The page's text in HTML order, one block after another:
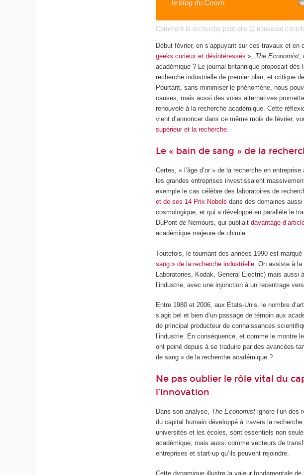
Comment la recherche peut-elle (à nouveau)
Début février, en s’appuyant sur ces travaux et
geeks curieux et désintéressés », The Economist,
académique ? Le journal britannique proposait dès
recherche industrielle de premier plan, et critique
Pourtant, sans minimiser le phénomène, nous
causes, mais aussi des voies alternatives
renouvelé à la recherche académique. Cette
vient d’annoncer dans ce même mois de février,
supérieur et la recherche.
Le « bain de sang » de la
Certes, « l’âge d’or » de la recherche en
les grandes entreprises investissaient
exemple le cas célèbre des laboratoires de
et de ses 14 Prix Nobels dans des domaines
cosmologique, et qui a développé en parallèle le
DuPont de Nemours, qui publiaitdavantage
académique majeure de chimie.
Toutefois, le tournant des années 1990 est
sang » de la recherche industrielle . On assiste à
Laboratories, Kodak, General Electric) mais aussi
l’industrie, avec une injonction à un recentrage
Entre 1980 et 2006, aux États-Unis, le nombre
s’agit bel et bien d’un passage de témoin aux
de principal producteur de connaissances
l’industrie. En conséquence, et comme le montre
ont peiné depuis à se traduire par des avancées
de sang » de la recherche académique ?
Ne pas oublier le rôle vital du
l’innovation
Dans son analyse, The Economist ignore l’un des
du capital humain développé à travers la
universités et les écoles, sont essentiels non
académique, mais aussi comme vecteurs de
entreprises et start-up qu’ils peuvent rejoindre.
Cette dynamique illustre la valeur fondamentale